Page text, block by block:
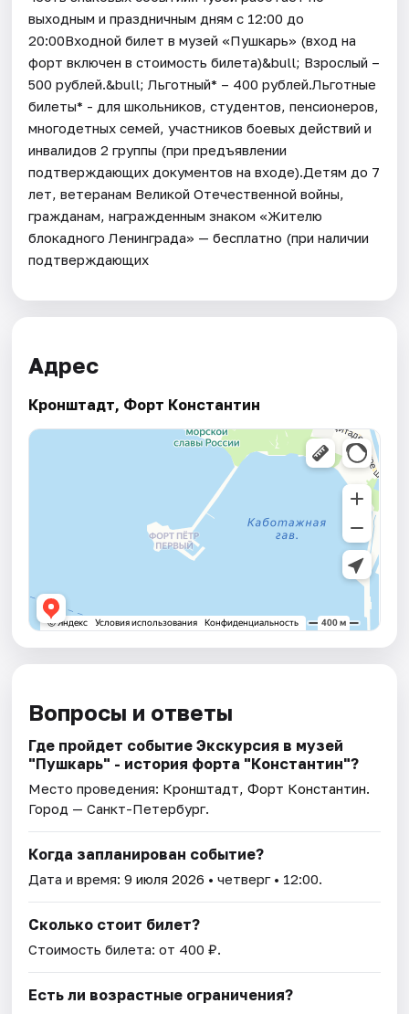
выходным и праздничным дням с 12:00 до
20:00Входной билет в музей «Пушкарь» (вход на
форт включен в стоимость билета)&bull; Взрослый –
500 рублей.&bull; Льготный* – 400 рублей.Льготные
билеты* - для школьников, студентов, пенсионеров,
многодетных семей, участников боевых действий и
инвалидов 2 группы (при предъявлении
подтверждающих документов на входе).Детям до 7
лет, ветеранам Великой Отечественной войны,
гражданам, награжденным знаком «Жителю
блокадного Ленинграда» — бесплатно (при наличии
подтверждающих
Адрес
Кронштадт, Форт Константин
Вопросы и ответы
Где пройдет событие Экскурсия в музей
"Пушкарь" - история форта "Константин"?
Место проведения: Кронштадт, Форт Константин.
Город — Санкт-Петербург.
Когда запланирован событие?
Дата и время:9 июля 2026 • четверг • 12:00.
Сколько стоит билет?
Стоимость билета: от 400 ₽.
Есть ли возрастные ограничения?